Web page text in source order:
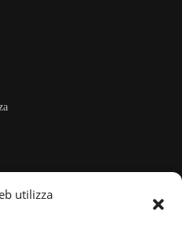
utilizza